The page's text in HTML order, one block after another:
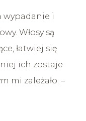
wypadanie i
Włosy są
łatwiej się
ich zostaje
mi zależało. –